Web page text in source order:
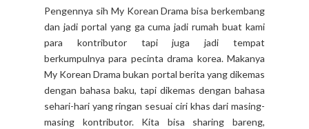
Pengennya sih My Korean Drama bisa berkembang
dan jadi portal yang ga cuma jadi rumah buat kami
para kontributor tapi juga jadi tempat
berkumpulnya para pecinta drama korea. Makanya
My Korean Drama bukan portal berita yang dikemas
dengan bahasa baku, tapi dikemas dengan bahasa
sehari-hari yang ringan sesuai ciri khas dari masing-
masing kontributor. Kita bisa sharing bareng,